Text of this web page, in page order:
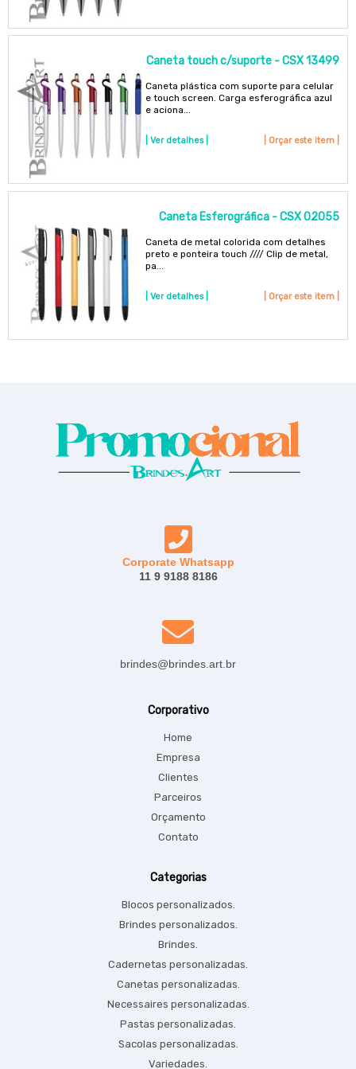
Caneta touch c/suporte - CSX 13499
Caneta plástica com suporte para celular
e touch screen. Carga esferográfica azul
e aciona...
| Ver detalhes | | Orçar este item |
Caneta Esferográfica - CSX 02055
Caneta de metal colorida com detalhes
preto e ponteira touch //// Clip de metal,
pa...
| Ver detalhes | | Orçar este item |
Corporate Whatsapp
11 9 9188 8186
brindes@brindes.art.br
Corporativo
Home
Empresa
Clientes
Parceiros
Orçamento
Contato
Categorias
Blocos personalizados.
Brindes personalizados.
Brindes.
Cadernetas personalizadas.
Canetas personalizadas.
Necessaires personalizadas.
Pastas personalizadas.
Sacolas personalizadas.
Variedades.